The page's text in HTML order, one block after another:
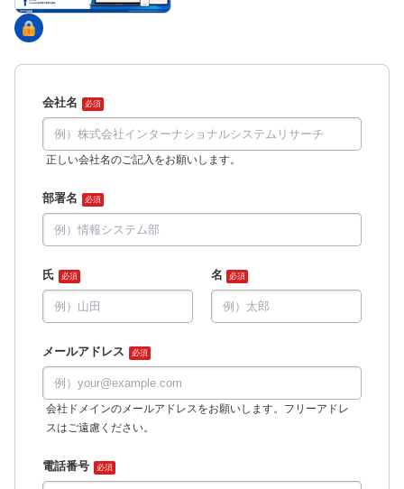
会社名 必須
正しい会社名のご記入をお願いします。
部署名 必須
氏 必須 名 必須
メールアドレス 必須
会社ドメインのメールアドレスをお願いします。フリーアドレ
スはご遠慮ください。
電話番号 必須